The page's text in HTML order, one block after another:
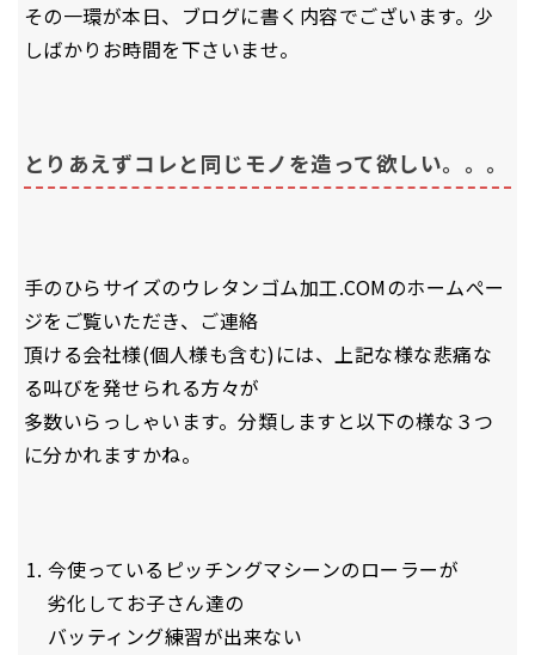
その一環が本日、ブログに書く内容でございます。少
しばかりお時間を下さいませ。
とりあえずコレと同じモノを造って欲しい。。。
手のひらサイズのウレタンゴム加工.COMのホームぺー
ジをご覧いただき、ご連絡
頂ける会社様(個人様も含む)には、上記な様な悲痛な
る叫びを発せられる方々が
多数いらっしゃいます。分類しますと以下の様な３つ
に分かれますかね。
今使っているピッチングマシーンのローラーが
劣化してお子さん達の
バッティング練習が出来ない